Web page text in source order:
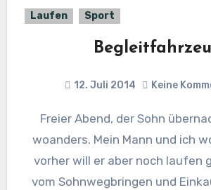
Laufen Sport
12. Juli 2014 Keine
Freier Abend, der Sohn übernachtet heute
woanders. Mein Mann und ich
vorher will er aber noch laufen
vom Sohnwegbringen und